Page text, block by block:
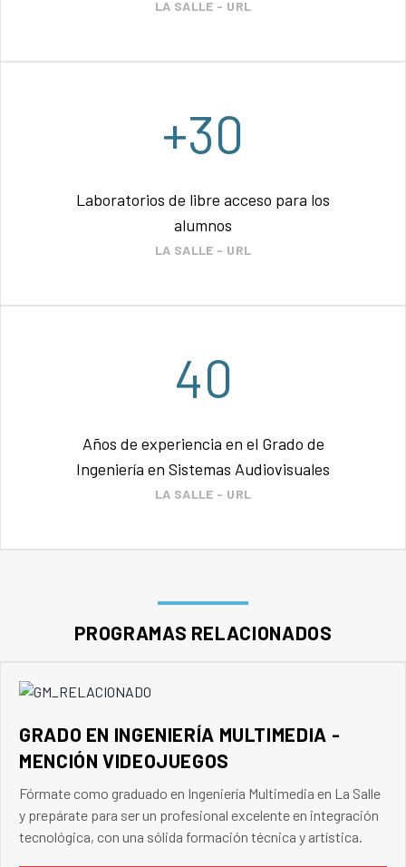
LA SALLE - URL
+30
Laboratorios de libre acceso para los
alumnos
LA SALLE - URL
40
Años de experiencia en el Grado de
Ingeniería en Sistemas Audiovisuales
LA SALLE - URL
PROGRAMAS RELACIONADOS
GRADO EN INGENIERÍA MULTIMEDIA -
MENCIÓN VIDEOJUEGOS
Fórmate como graduado en Ingeniería Multimedia en La Salle
y prepárate para ser un profesional excelente en integración
tecnológica, con una sólida formación técnica y artística.